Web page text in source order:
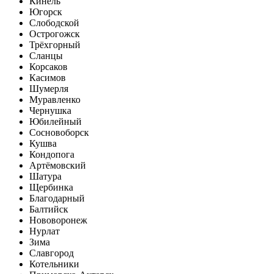
Югорск
Слободской
Острогожск
Трёхгорный
Сланцы
Корсаков
Касимов
Шумерля
Муравленко
Чернушка
Юбилейный
Сосновоборск
Кушва
Кондопога
Артёмовский
Шатура
Щербинка
Благодарный
Балтийск
Нововоронеж
Нурлат
Зима
Славгород
Котельники